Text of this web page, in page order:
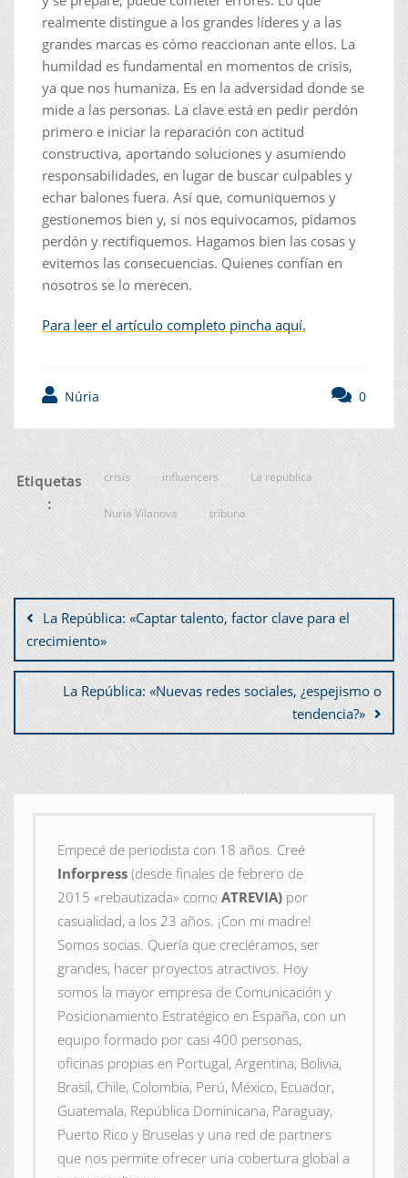
realmente distingue a los grandes líderes y a las
grandes marcas es cómo reaccionan ante ellos. La
humildad es fundamental en momentos de crisis,
ya que nos humaniza. Es en la adversidad donde se
mide a las personas. La clave está en pedir perdón
primero e iniciar la reparación con actitud
constructiva, aportando soluciones y asumiendo
responsabilidades, en lugar de buscar culpables y
echar balones fuera. Así que, comuniquemos y
gestionemos bien y, si nos equivocamos, pidamos
perdón y rectifiquemos. Hagamos bien las cosas y
evitemos las consecuencias. Quienes confían en
nosotros se lo merecen.
Para leer el artículo completo pincha aquí.
Núria 0
Etiquetas
:
crisis influencers La republica
Nuria Vilanova tribuna
La República: «Captar talento, factor clave para el
crecimiento»
La República: «Nuevas redes sociales, ¿espejismo o
tendencia?»
Empecé de periodista con 18 años. Creé
Inforpress (desde finales de febrero de
2015 «rebautizada» como ATREVIA) por
casualidad, a los 23 años. ¡Con mi madre!
Somos socias. Quería que creciéramos, ser
grandes, hacer proyectos atractivos. Hoy
somos la mayor empresa de Comunicación y
Posicionamiento Estratégico en España, con un
equipo formado por casi 400 personas,
oficinas propias en Portugal, Argentina, Bolivia,
Brasil, Chile, Colombia, Perú, México, Ecuador,
Guatemala, República Dominicana, Paraguay,
Puerto Rico y Bruselas y una red de partners
que nos permite ofrecer una cobertura global a